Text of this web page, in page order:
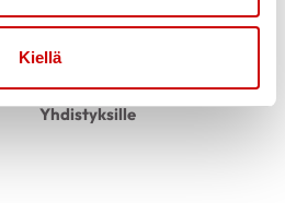
Kiellä
Tuetut lomat
Tervetuloa vapaaehtoiseksi
Yhdistyksille